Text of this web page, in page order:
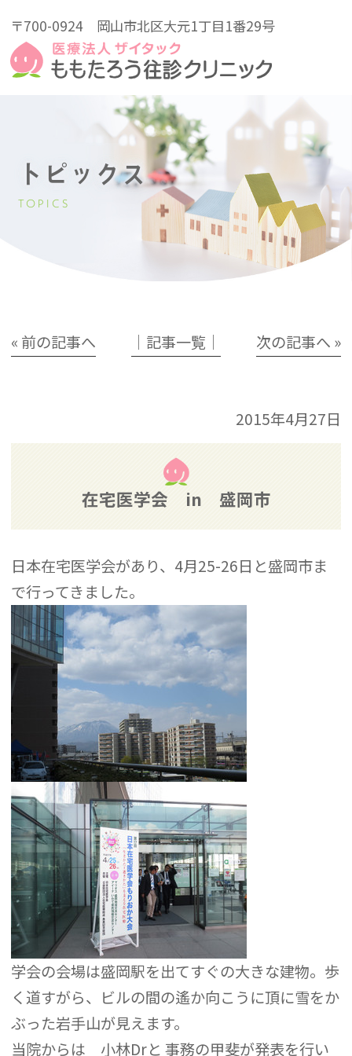
〒700-0924 岡山市北区大元1丁目1番29号
トピックス
TOPICS
« 前の記事へ │記事一覧│ 次の記事へ »
2015年4月27日
在宅医学会 in 盛岡市
日本在宅医学会があり、4月25-26日と盛岡市ま
で行ってきました。
学会の会場は盛岡駅を出てすぐの大きな建物。歩
く道すがら、ビルの間の遙か向こうに頂に雪をか
ぶった岩手山が見えます。
当院からは 小林Drと 事務の甲斐が発表を行い